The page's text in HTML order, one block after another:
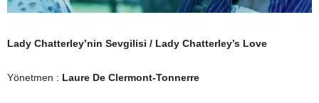
Lady Chatterley’nin Sevgilisi / Lady Chatterley’s Love
Yönetmen : Laure De Clermont-Tonnerre